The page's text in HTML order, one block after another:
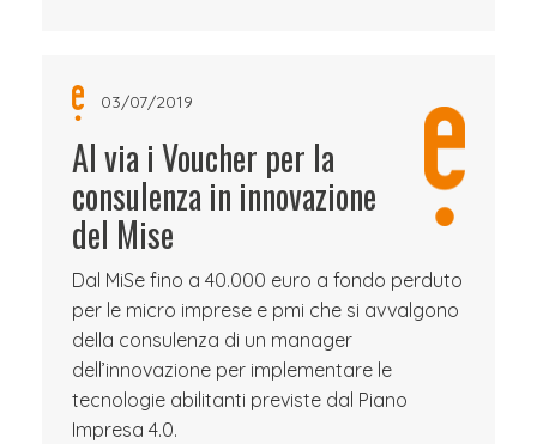
03/07/2019
Al via i Voucher per la
consulenza in innovazione
del Mise
Dal MiSe fino a 40.000 euro a fondo perduto
per le micro imprese e pmi che si avvalgono
della consulenza di un manager
dell’innovazione per implementare le
tecnologie abilitanti previste dal Piano
Impresa 4.0.